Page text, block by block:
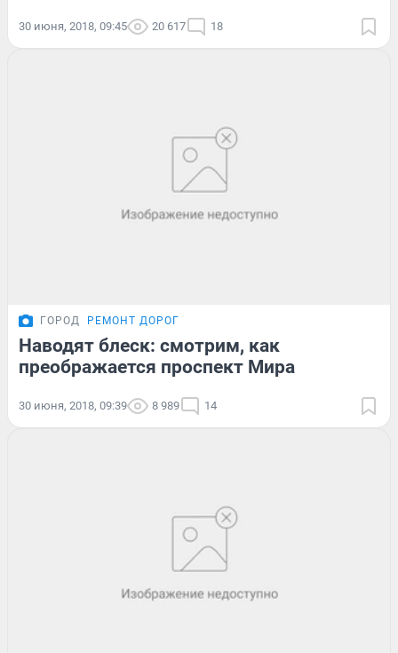
30 июня, 2018, 09:45 20 617 18
ГОРОД РЕМОНТ ДОРОГ
Наводят блеск: смотрим, как
преображается проспект Мира
30 июня, 2018, 09:39 8 989 14